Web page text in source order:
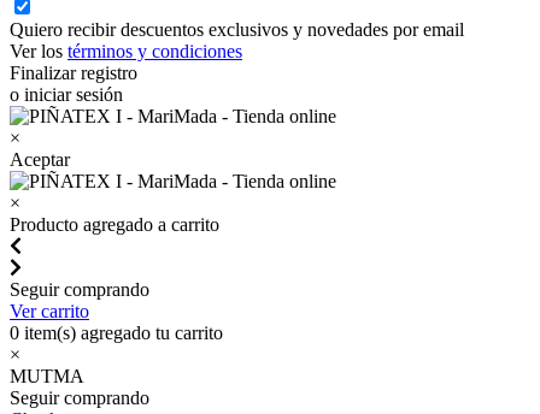
Quiero recibir descuentos exclusivos y novedades por email
Ver los términos y condiciones
Finalizar registro
o iniciar sesión
×
Aceptar
×
Producto agregado a carrito
Seguir comprando
Ver carrito
0 item(s) agregado tu carrito
×
MUTMA
Seguir comprando